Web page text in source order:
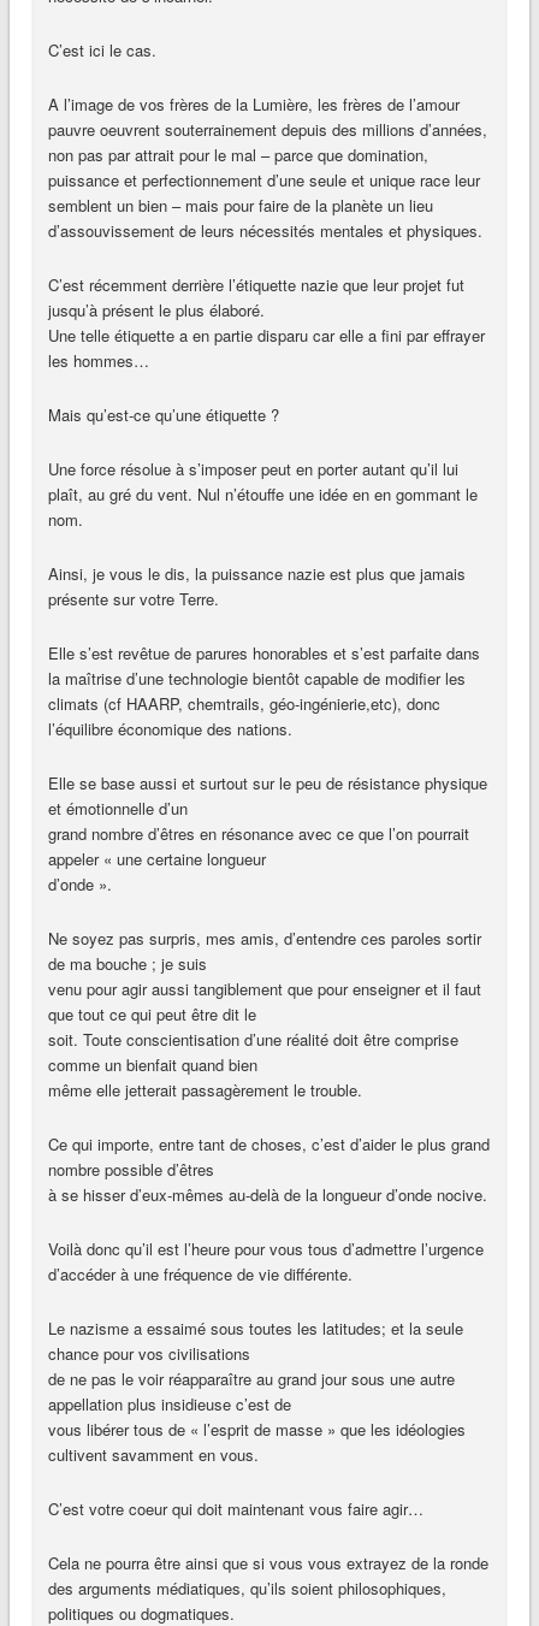
C’est ici le cas.
A l’image de vos frères de la Lumière, les frères de l’amour
pauvre oeuvrent souterrainement depuis des millions d’années,
non pas par attrait pour le mal – parce que domination,
puissance et perfectionnement d’une seule et unique race leur
semblent un bien – mais pour faire de la planète un lieu
d’assouvissement de leurs nécessités mentales et physiques.
C’est récemment derrière l’étiquette nazie que leur projet fut
jusqu’à présent le plus élaboré.
Une telle étiquette a en partie disparu car elle a fini par effrayer
les hommes…
Mais qu’est-ce qu’une étiquette ?
Une force résolue à s’imposer peut en porter autant qu’il lui
plaît, au gré du vent. Nul n’étouffe une idée en en gommant le
nom.
Ainsi, je vous le dis, la puissance nazie est plus que jamais
présente sur votre Terre.
Elle s’est revêtue de parures honorables et s’est parfaite dans
la maîtrise d’une technologie bientôt capable de modifier les
climats (cf HAARP, chemtrails, géo-ingénierie,etc), donc
l’équilibre économique des nations.
Elle se base aussi et surtout sur le peu de résistance physique
et émotionnelle d’un
grand nombre d’êtres en résonance avec ce que l’on pourrait
appeler « une certaine longueur
d’onde ».
Ne soyez pas surpris, mes amis, d’entendre ces paroles sortir
de ma bouche ; je suis
venu pour agir aussi tangiblement que pour enseigner et il faut
que tout ce qui peut être dit le
soit. Toute conscientisation d’une réalité doit être comprise
comme un bienfait quand bien
même elle jetterait passagèrement le trouble.
Ce qui importe, entre tant de choses, c’est d’aider le plus grand
nombre possible d’êtres
à se hisser d’eux-mêmes au-delà de la longueur d’onde nocive.
Voilà donc qu’il est l’heure pour vous tous d’admettre l’urgence
d’accéder à une fréquence de vie différente.
Le nazisme a essaimé sous toutes les latitudes; et la seule
chance pour vos civilisations
de ne pas le voir réapparaître au grand jour sous une autre
appellation plus insidieuse c’est de
vous libérer tous de « l’esprit de masse » que les idéologies
cultivent savamment en vous.
C’est votre coeur qui doit maintenant vous faire agir…
Cela ne pourra être ainsi que si vous vous extrayez de la ronde
des arguments médiatiques, qu’ils soient philosophiques,
politiques ou dogmatiques.